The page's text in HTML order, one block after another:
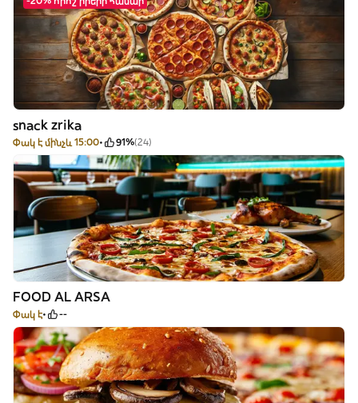
snack zrika
Փակ է մինչև 15:00 91%(24)
FOOD AL ARSA
Փակ է --